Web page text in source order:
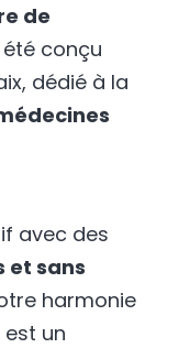
de
conçu
dédié à la
avec des
et sans
harmonie
un